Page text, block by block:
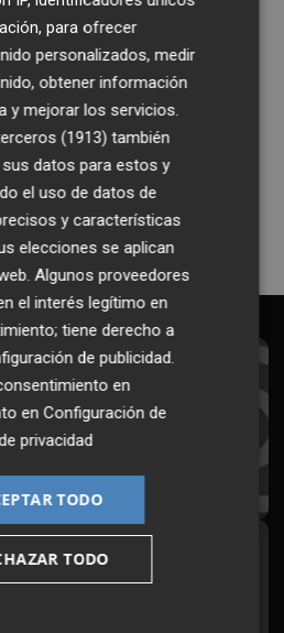
la actualidad de
en tu correo
suscribirme
al Boletín
primera hora en tu email
suscribirme!
en redes
para ofrecer
personalizados, medir
obtener información
y mejorar los servicios.
(1913) también
datos para estos y
el uso de datos de
y características
elecciones se aplican
Algunos proveedores
el interés legítimo en
tiene derecho a
de publicidad
en
enConfiguración de
privacidad
TODO
TODO